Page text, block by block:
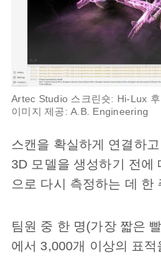
Artec Studio 스크린숏: Hi-Lux
이미지 제공: A.B. Engineering
스캔을 확실하게 연결하
3D 모델을 생성하기 전에
으로 다시 측정하는 데 한
팀원 중 한 명(가장 짧은
에서 3,000개 이상의 표